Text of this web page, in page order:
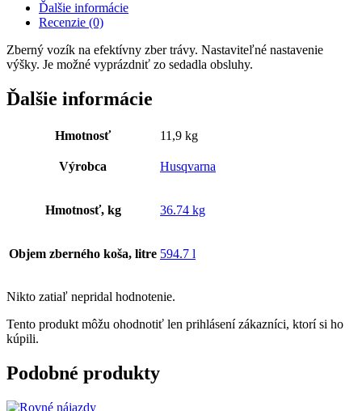
Ďalšie informácie
Recenzie (0)
Zberný vozík na efektívny zber trávy. Nastaviteľné nastavenie
výšky. Je možné vyprázdniť zo sedadla obsluhy.
Ďalšie informácie
Hmotnosť 11,9 kg
Výrobca Husqvarna
Hmotnosť, kg 36.74 kg
Objem zberného koša, litre 594.7 l
Nikto zatiaľ nepridal hodnotenie.
Tento produkt môžu ohodnotiť len prihlásení zákazníci, ktorí si ho
kúpili.
Podobné produkty